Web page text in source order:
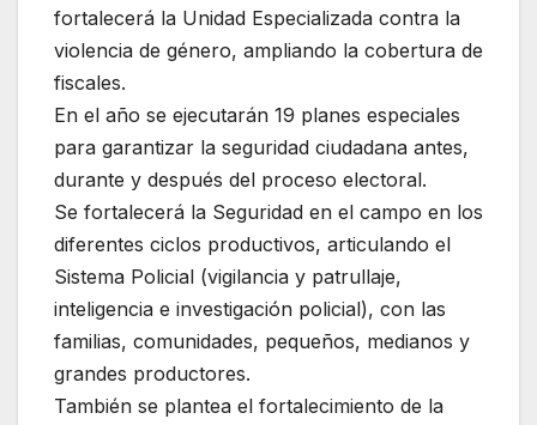
fortalecerá la Unidad Especializada contra la
violencia de género, ampliando la cobertura de
fiscales.
En el año se ejecutarán 19 planes especiales
para garantizar la seguridad ciudadana antes,
durante y después del proceso electoral.
Se fortalecerá la Seguridad en el campo en los
diferentes ciclos productivos, articulando el
Sistema Policial (vigilancia y patrullaje,
inteligencia e investigación policial), con las
familias, comunidades, pequeños, medianos y
grandes productores.
También se plantea el fortalecimiento de la